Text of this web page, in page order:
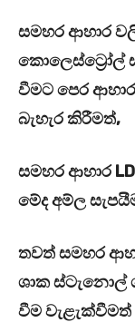
සමහර ආහාර
කොලෙස්ට්‍රෝල්
වීමට පෙර
බැහැර කිරීමත්,
සමහර ආහාර
මේද අම්ල
තවත් සමහර
ශාක ස්ටැනොල්
වීම වැළැක්වීමත්